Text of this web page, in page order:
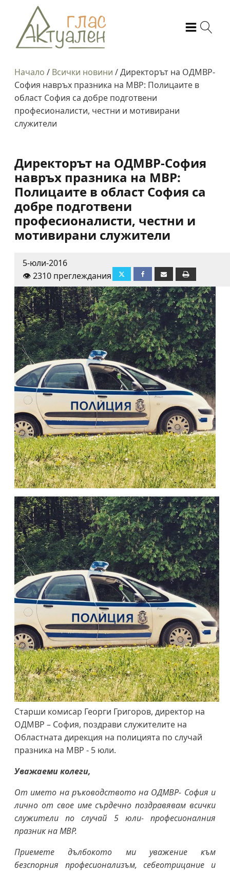
Начало / Всички новини /Директорът на ОДМВР-
София навръх празника на МВР: Полицаите в
област София са добре подготвени
професионалисти, честни и мотивирани
служители
Директорът на ОДМВР-София
навръх празника на МВР:
Полицаите в област София са
добре подготвени
професионалисти, честни и
мотивирани служители
5-юли-2016
👁️ 2310 преглеждания
Старши комисар Георги Григоров, директор на
ОДМВР – София, поздрави служителите на
Областната дирекция на полицията по случай
празника на МВР - 5 юли.
Уважаеми колеги,
От името на ръководството на ОДМВР- София и
лично от свое име сърдечно поздравявам всички
служители по случай 5 юли- професионалния
празник на МВР.
Приемете дълбокото ми уважение към
безспорния професионализъм, себеотрицание и